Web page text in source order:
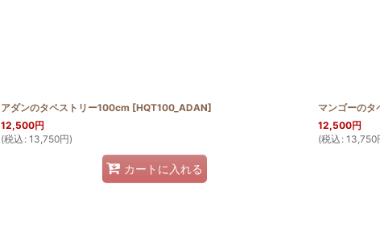
アダンのタペストリー100cm [HQT100_ADAN]
12,500円
(税込 : 13,750円)
カートに入れる
マンゴーの
12,500円
(税込 : 13,750